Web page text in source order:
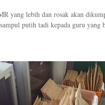
yang lebih dan rosak akan
putih tadi kepada guru